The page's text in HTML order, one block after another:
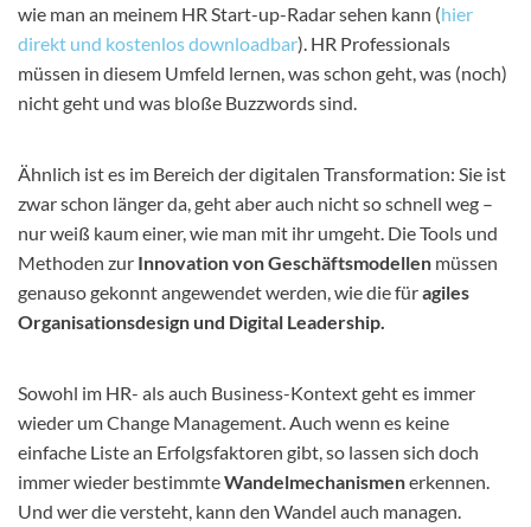
wie man an meinem HR Start-up-Radar sehen kann (hier
direkt und kostenlos downloadbar). HR Professionals
müssen in diesem Umfeld lernen, was schon geht, was (noch)
nicht geht und was bloße Buzzwords sind.
Ähnlich ist es im Bereich der digitalen Transformation: Sie ist
zwar schon länger da, geht aber auch nicht so schnell weg –
nur weiß kaum einer, wie man mit ihr umgeht. Die Tools und
Methoden zur Innovation von Geschäftsmodellen müssen
genauso gekonnt angewendet werden, wie die füragiles
Organisationsdesign und Digital Leadership.
Sowohl im HR- als auch Business-Kontext geht es immer
wieder um Change Management. Auch wenn es keine
einfache Liste an Erfolgsfaktoren gibt, so lassen sich doch
immer wieder bestimmteWandelmechanismenerkennen.
Und wer die versteht, kann den Wandel auch managen.